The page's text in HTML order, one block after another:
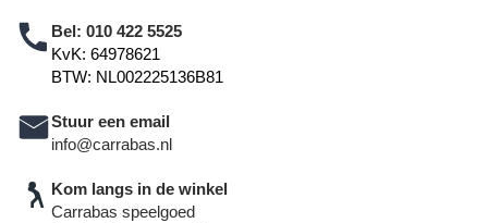
Bel: 010 422 5525
KvK: 64978621
BTW: NL002225136B81
Stuur een email
info@carrabas.nl
Kom langs in de winkel
Carrabas speelgoed